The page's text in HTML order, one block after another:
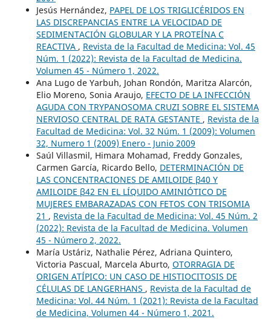
Jesús Hernández, PAPEL DE LOS TRIGLICÉRIDOS EN
LAS DISCREPANCIAS ENTRE LA VELOCIDAD DE
SEDIMENTACIÓN GLOBULAR Y LA PROTEÍNA C
REACTIVA , Revista de la Facultad de Medicina: Vol. 45
Núm. 1 (2022): Revista de la Facultad de Medicina.
Volumen 45 - Número 1, 2022.
Ana Lugo de Yarbuh, Johan Rondón, Maritza Alarcón,
Elio Moreno, Sonia Araujo, EFECTO DE LA INFECCIÓN
AGUDA CON TRYPANOSOMA CRUZI SOBRE EL SISTEMA
NERVIOSO CENTRAL DE RATA GESTANTE , Revista de la
Facultad de Medicina: Vol. 32 Núm. 1 (2009): Volumen
32, Numero 1 (2009) Enero - Junio 2009
Saúl Villasmil, Himara Mohamad, Freddy Gonzales,
Carmen García, Ricardo Bello, DETERMINACIÓN DE
LAS CONCENTRACIONES DE AMILOIDE β40 Y
AMILOIDE β42 EN EL LÍQUIDO AMINIÓTICO DE
MUJERES EMBARAZADAS CON FETOS CON TRISOMIA
21 , Revista de la Facultad de Medicina: Vol. 45 Núm. 2
(2022): Revista de la Facultad de Medicina. Volumen
45 - Número 2, 2022.
María Ustáriz, Nathalie Pérez, Adriana Quintero,
Victoria Pascual, Marcela Aburto, OTORRAGIA DE
ORIGEN ATÍPICO: UN CASO DE HISTIOCITOSIS DE
CÉLULAS DE LANGERHANS , Revista de la Facultad de
Medicina: Vol. 44 Núm. 1 (2021): Revista de la Facultad
de Medicina, Volumen 44 - Número 1, 2021.